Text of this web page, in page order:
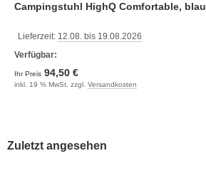
Campingstuhl HighQ Comfortable, blau
Lieferzeit: 12.08. bis 19.08.2026
Verfügbar:
Ihr Preis 94,50 €
inkl. 19 % MwSt. zzgl. Versandkosten
Zuletzt angesehen